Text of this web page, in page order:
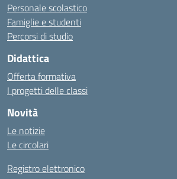
Personale scolastico
Famiglie e studenti
Percorsi di studio
Didattica
Offerta formativa
I progetti delle classi
Novità
Le notizie
Le circolari
Registro elettronico